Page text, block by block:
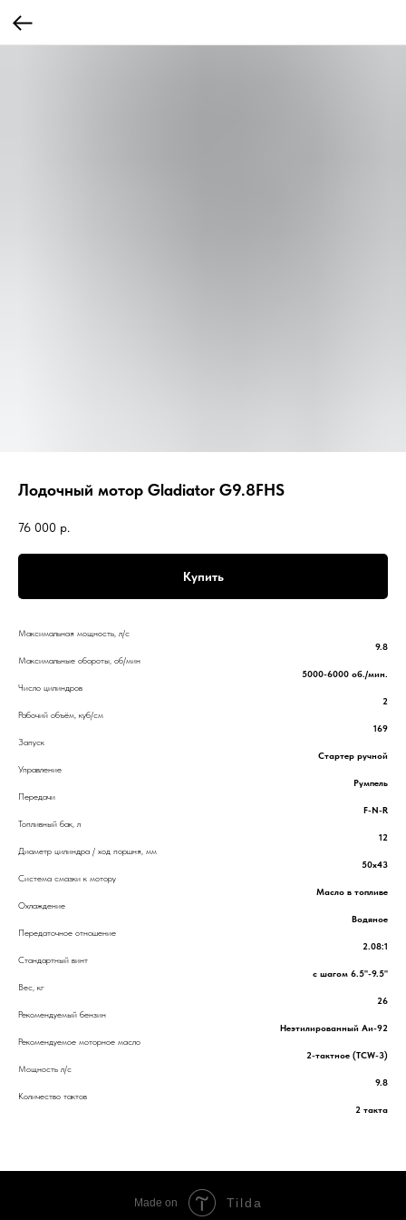
Лодочный мотор Gladiator G9.8FHS
76 000 р.
Купить
Максимальная мощность, л/с
9.8
Максимальные обороты, об/мин
5000-6000 об./мин.
Число цилиндров
2
Рабочий объём, куб/см
169
Запуск
Стартер ручной
Управление
Румпель
Передачи
F-N-R
Топливный бак, л
12
Диаметр цилиндра / ход поршня, мм
50х43
Система смазки к мотору
Масло в топливе
Охлаждение
Водяное
Передаточное отношение
2.08:1
Стандартный винт
с шагом 6.5"-9.5"
Вес, кг
26
Рекомендуемый бензин
Неэтилированный Аи-92
Рекомендуемое моторное масло
2-тактное (TCW-3)
Мощность л/с
9.8
Количество тактов
2 такта
Made on Tilda